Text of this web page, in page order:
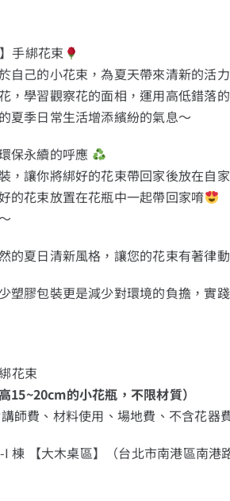
手綁花束
自己的小花束，為夏天帶來清新的活力
，學習觀察花的面相，運用高低錯落
夏季日常生活增添繽紛的氣息～
保永續的呼應
，讓你將綁好的花束帶回家後放在自家
的花束放置在花瓶中一起帶回家唷
的夏日清新風格，讓您的花束有著律
塑膠包裝更是減少對環境的負擔，實
花束
15~20cm的小花瓶，不限材質）
師費、材料使用、場地費、不含花器費
棟 【大木桌區】（台北市南港區南港